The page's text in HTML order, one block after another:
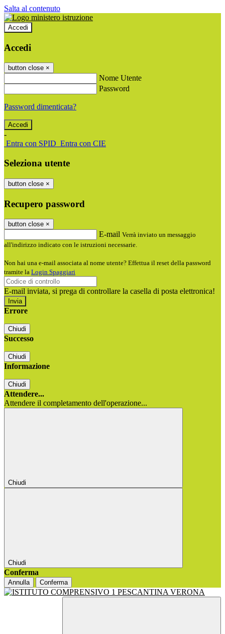
Salta al contenuto
Accedi
Accedi
button close ×
Nome Utente
Password
Password dimenticata?
-
Entra con SPID Entra con CIE
Seleziona utente
button close ×
Recupero password
button close ×
E-mail Verrà inviato un messaggio
all'indirizzo indicato con le istruzioni necessarie.
Non hai una e-mail associata al nome utente? Effettua il reset della password
tramite la Login Spaggiari
E-mail inviata, si prega di controllare la casella di posta elettronica!
Errore
Chiudi
Successo
Chiudi
Informazione
Chiudi
Attendere...
Attendere il completamento dell'operazione...
Chiudi
Chiudi
Conferma
Annulla Conferma